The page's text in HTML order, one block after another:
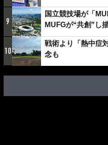
9
国立競技場が「
MUFGが“共創”し
10
戦術より「熱中症
念も